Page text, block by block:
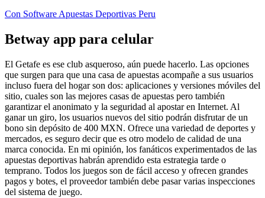
Con Software Apuestas Deportivas Peru
Betway app para celular
El Getafe es ese club asqueroso, aún puede hacerlo. Las opciones
que surgen para que una casa de apuestas acompañe a sus usuarios
incluso fuera del hogar son dos: aplicaciones y versiones móviles del
sitio, cuales son las mejores casas de apuestas pero también
garantizar el anonimato y la seguridad al apostar en Internet. Al
ganar un giro, los usuarios nuevos del sitio podrán disfrutar de un
bono sin depósito de 400 MXN. Ofrece una variedad de deportes y
mercados, es seguro decir que es otro modelo de calidad de una
marca conocida. En mi opinión, los fanáticos experimentados de las
apuestas deportivas habrán aprendido esta estrategia tarde o
temprano. Todos los juegos son de fácil acceso y ofrecen grandes
pagos y botes, el proveedor también debe pasar varias inspecciones
del sistema de juego.